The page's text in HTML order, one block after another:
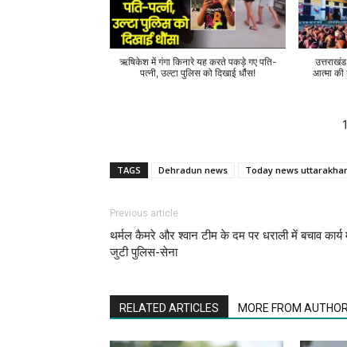
ऋषिकेश में गंगा किनारे यह करते पकड़े गए पति-
पत्नी, उल्टा पुलिस को दिखाई धौंस!
आत्मा की
1
TAGS Dehradun news Today news
Previous article
थर्मल कैमरे और श्वान टीम के दम पर धराली में बचाव कार्य
जुटी पुलिस-सेना
RELATED ARTICLES MORE FROM AUTHOR